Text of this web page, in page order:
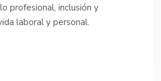
profesional, inclusión y
laboral y personal.